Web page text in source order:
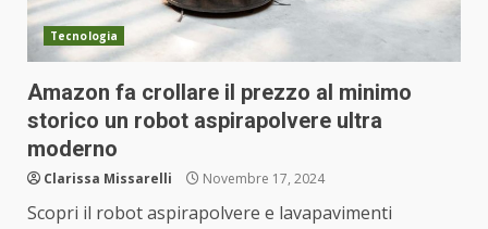
Tecnologia
Amazon fa crollare il prezzo al minimo
storico un robot aspirapolvere ultra
moderno
Clarissa Missarelli Novembre 17, 2024
Scopri il robot aspirapolvere e lavapavimenti